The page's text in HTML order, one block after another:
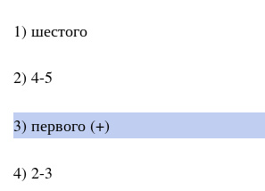
1) шестого
2) 4-5
3) первого (+)
4) 2-3